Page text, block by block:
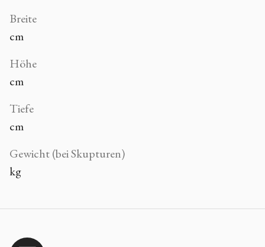
Breite
cm
Höhe
cm
Tiefe
cm
Gewicht (bei Skupturen)
kg